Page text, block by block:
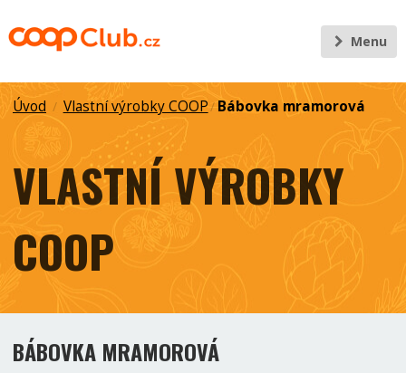
Menu
Úvod / Vlastní výrobky COOP/ Bábovka mramorová
VLASTNÍ VÝROBKY
COOP
BÁBOVKA MRAMOROVÁ